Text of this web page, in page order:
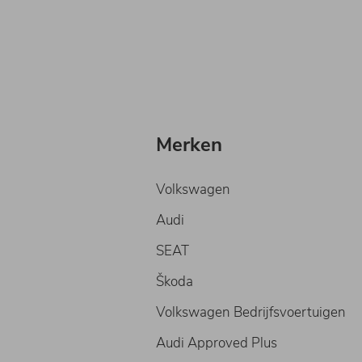
Merken
Volkswagen
Audi
SEAT
Škoda
Volkswagen Bedrijfsvoertuigen
Audi Approved Plus